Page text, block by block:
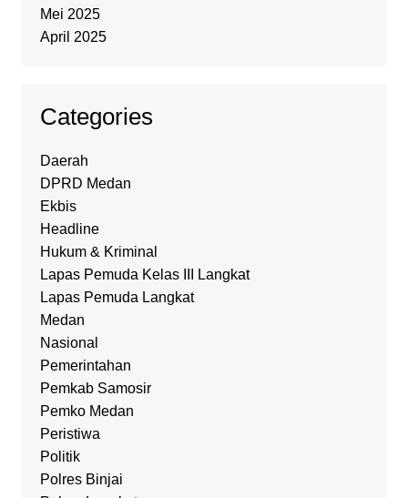
Mei 2025
April 2025
Categories
Daerah
DPRD Medan
Ekbis
Headline
Hukum & Kriminal
Lapas Pemuda Kelas III Langkat
Lapas Pemuda Langkat
Medan
Nasional
Pemerintahan
Pemkab Samosir
Pemko Medan
Peristiwa
Politik
Polres Binjai